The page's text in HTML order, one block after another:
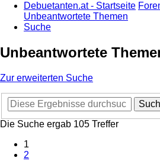
Debuetanten.at - Startseite
Unbeantwortete Themen
Suche
Unbeantwortete
Zur erweiterten Suche
Die Suche ergab 105 Treffer
1
2